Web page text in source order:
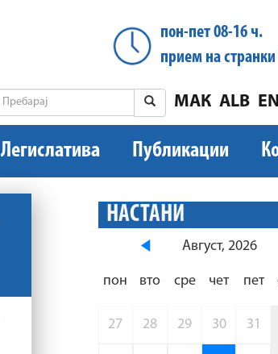
пон-пет 08-16 ч.
прием на
ALB
МАК
Легислатива Публикации
НАСТАНИ
Август, 2026
пон вто сре чет пет
27 28 29 30 31